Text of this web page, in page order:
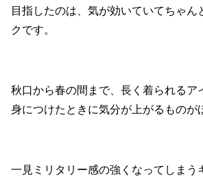
目指したのは、気が効いていてちゃん
クです。
秋口から春の間まで、長く着られるア
身につけたときに気分が上がるものが
一見ミリタリー感の強くなってしまう